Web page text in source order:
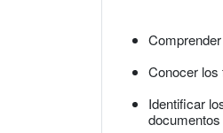
Conocer los
Identificar